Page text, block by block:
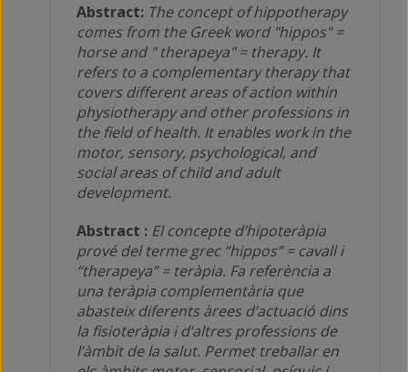
Abstract: The concept of hippotherapy
comes from the Greek word "hippos" =
horse and " therapeya" = therapy. It
refers to a complementary therapy that
covers different areas of action within
physiotherapy and other professions in
the field of health. It enables work in the
motor, sensory, psychological, and
social areas of child and adult
development.
Abstract : El concepte d’hipoteràpia
prové del terme grec “hippos” = cavall i
“therapeya” = teràpia. Fa referència a
una teràpia complementària que
abasteix diferents àrees d’actuació dins
la fisioteràpia i d’altres professions de
l’àmbit de la salut. Permet treballar en